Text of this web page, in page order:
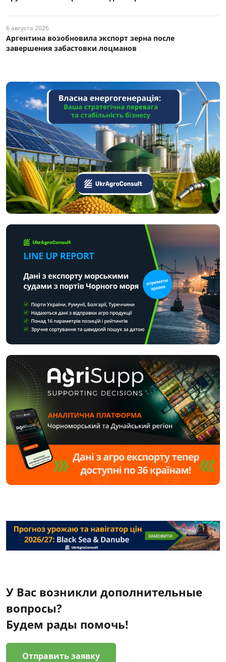
6 августа 2026
Аргентина возобновила экспорт зерна после
завершения забастовки лоцманов
У Вас возникли дополнительные
вопросы?
Будем рады помочь!
Отправить заявку